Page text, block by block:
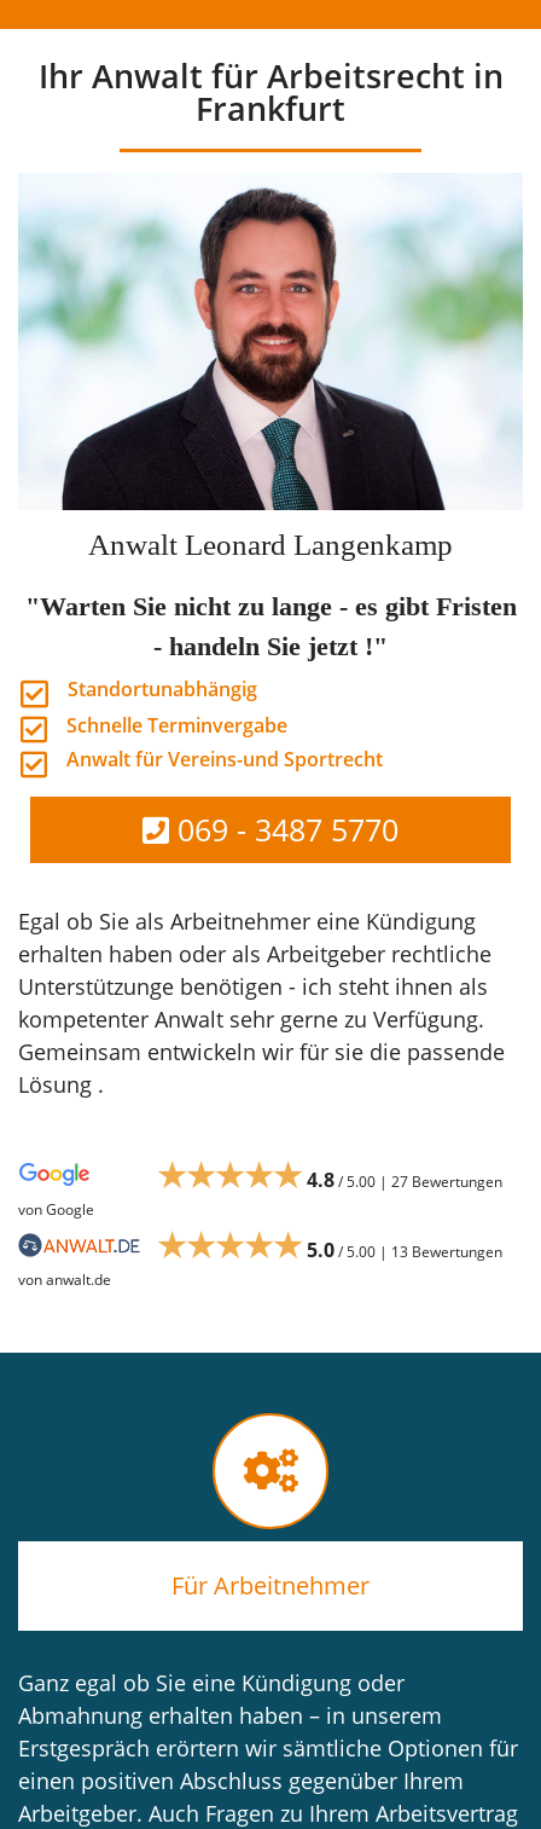
Ihr Anwalt für Arbeitsrecht in
Frankfurt
Anwalt Leonard Langenkamp
"Warten Sie nicht zu lange - es gibt Fristen
- handeln Sie jetzt !"
Standortunabhängig
Schnelle Terminvergabe
Anwalt für Vereins-und Sportrecht
069 - 3487 5770
Egal ob Sie als Arbeitnehmer eine Kündigung
erhalten haben oder als Arbeitgeber rechtliche
Unterstützunge benötigen - ich steht ihnen als
kompetenter Anwalt sehr gerne zu Verfügung.
Gemeinsam entwickeln wir für sie die passende
Lösung .
★★★★★4.8/ 5.00 | 27 Bewertungen
von Google
★★★★★5.0/ 5.00 | 13 Bewertungen
von anwalt.de
Für Arbeitnehmer
Ganz egal ob Sie eine Kündigung oder
Abmahnung erhalten haben – in unserem
Erstgespräch erörtern wir sämtliche Optionen für
einen positiven Abschluss gegenüber Ihrem
Arbeitgeber. Auch Fragen zu Ihrem Arbeitsvertrag